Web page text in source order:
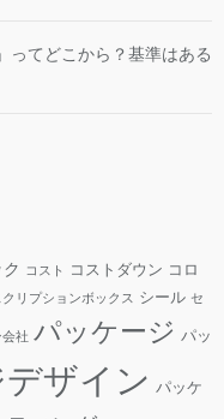
てどこから？基準はある
コスト コストダウン コロ
リプションボックス シール セ
社 パッケージ パッ
ザイン パッケ